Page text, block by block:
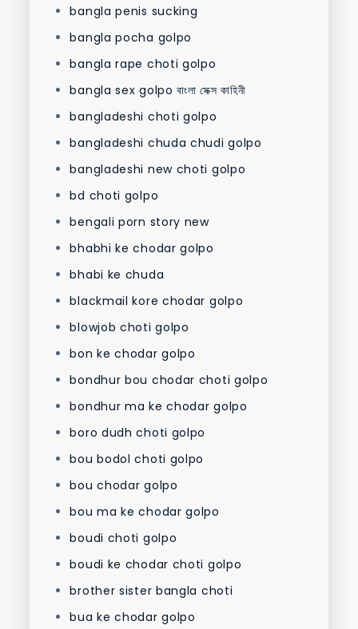
bangla penis sucking
bangla pocha golpo
bangla rape choti golpo
bangla sex golpo বাংলা সেক্স কাহিনী
bangladeshi choti golpo
bangladeshi chuda chudi golpo
bangladeshi new choti golpo
bd choti golpo
bengali porn story new
bhabhi ke chodar golpo
bhabi ke chuda
blackmail kore chodar golpo
blowjob choti golpo
bon ke chodar golpo
bondhur bou chodar choti golpo
bondhur ma ke chodar golpo
boro dudh choti golpo
bou bodol choti golpo
bou chodar golpo
bou ma ke chodar golpo
boudi choti golpo
boudi ke chodar choti golpo
brother sister bangla choti
bua ke chodar golpo